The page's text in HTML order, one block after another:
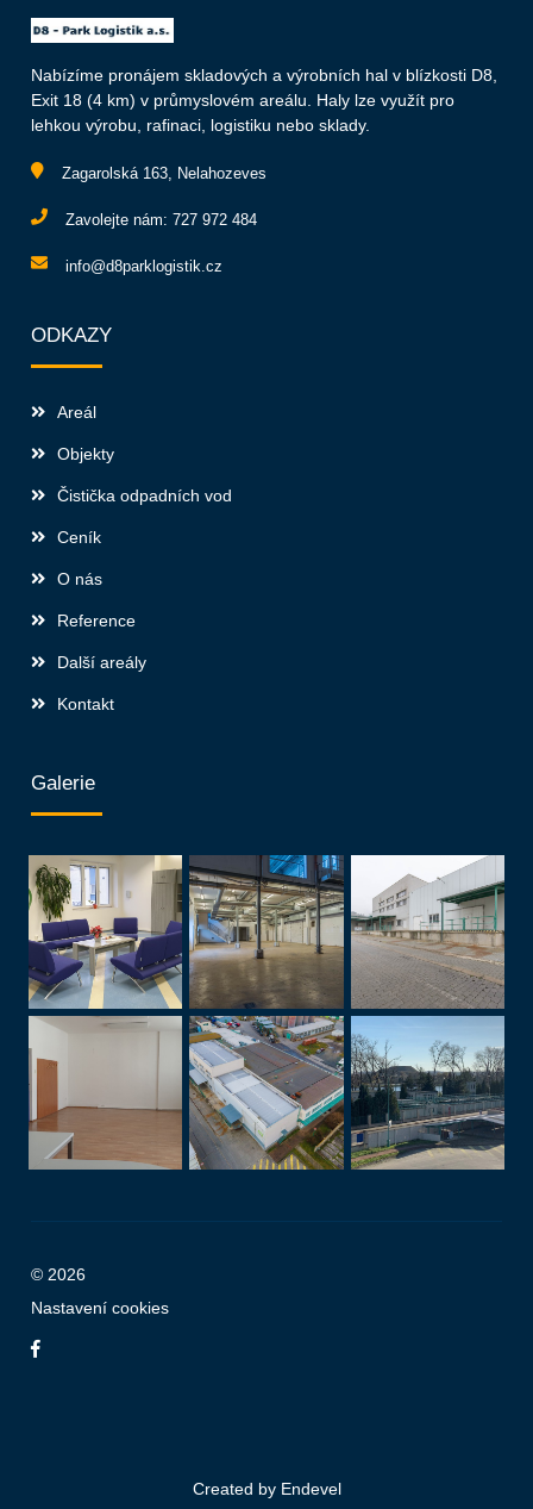
Nabízíme pronájem skladových a výrobních hal v blízkosti D8,
Exit 18 (4 km) v průmyslovém areálu. Haly lze využít pro
lehkou výrobu, rafinaci, logistiku nebo sklady.
Zagarolská 163, Nelahozeves
Zavolejte nám:727 972 484
info@d8parklogistik.cz
ODKAZY
Areál
Objekty
Čistička odpadních vod
Ceník
O nás
Reference
Další areály
Kontakt
Galerie
© 2026
Nastavení cookies
Created by Endevel